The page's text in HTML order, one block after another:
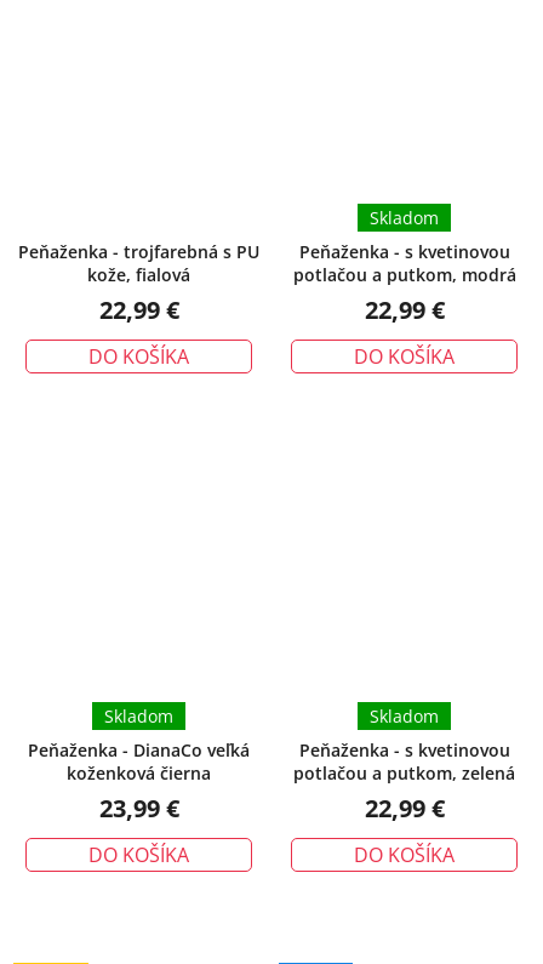
Peňaženka - trojfarebná s PU
kože, fialová
22,99 €
DO KOŠÍKA
Peňaženka - s kvetinovou
potlačou a putkom, modrá
Skladom
22,99 €
DO KOŠÍKA
Peňaženka - DianaCo veľká
koženková čierna
Skladom
23,99 €
DO KOŠÍKA
Peňaženka - s kvetinovou
potlačou a putkom, zelená
Skladom
22,99 €
DO KOŠÍKA